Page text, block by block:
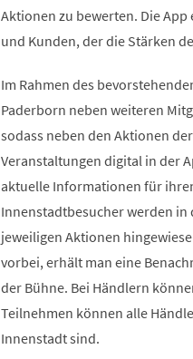
Aktionen zu bewerten. Die
und Kunden, der die Stärken
Im Rahmen des
Paderborn neben weiteren
sodass neben den Aktionen
Veranstaltungen digital in der
aktuelle Informationen für
Innenstadtbesucher werden
jeweiligen Aktionen
vorbei, erhält man eine
der Bühne. Bei Händlern
Teilnehmen können alle
Innenstadt sind.